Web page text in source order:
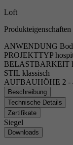
Loft
Produkteigenschaften
ANWENDUNG
PROJEKTTYP
BELASTBARKEIT
STIL klassisch
AUFBAUHÖHE 2 -
Beschreibung
Technische Details
Zertifikate
Siegel
Downloads